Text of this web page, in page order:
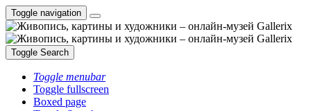
Toggle navigation
Toggle Search
Toggle menubar
Toggle fullscreen
Boxed page